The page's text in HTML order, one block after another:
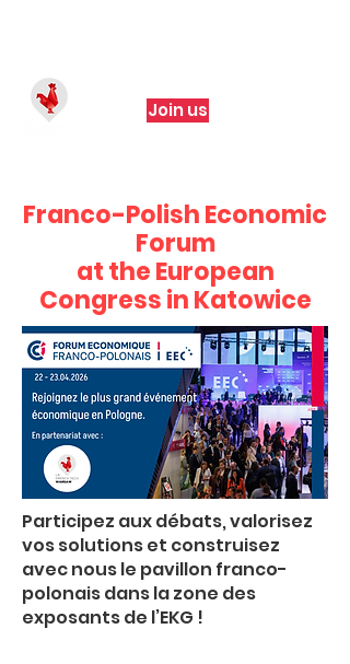
Join us
Franco-Polish Economic
Forum
at the European
Congress in Katowice
Participez aux débats, valorisez
vos solutions et construisez
avec nous le pavillon franco-
polonais dans la zone des
exposants de l’EKG !